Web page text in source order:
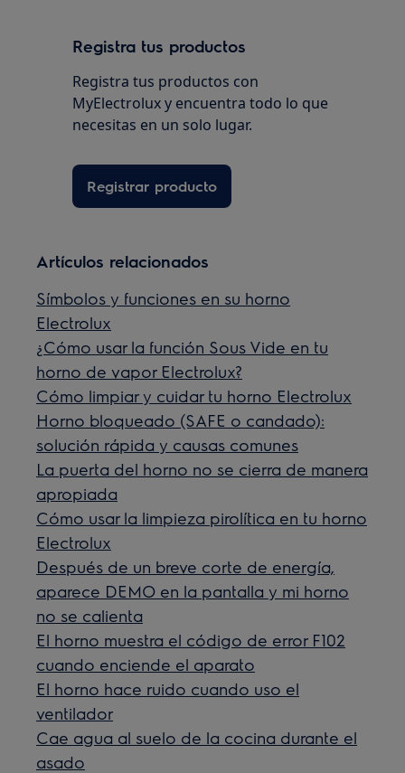
Registra tus productos
Registra tus productos con
MyElectrolux y encuentra todo lo que
necesitas en un solo lugar.
Registrar producto
Artículos relacionados
Símbolos y funciones en su horno
Electrolux
¿Cómo usar la función Sous Vide en tu
horno de vapor Electrolux?
Cómo limpiar y cuidar tu horno Electrolux
Horno bloqueado (SAFE o candado):
solución rápida y causas comunes
La puerta del horno no se cierra de manera
apropiada
Cómo usar la limpieza pirolítica en tu horno
Electrolux
Después de un breve corte de energía,
aparece DEMO en la pantalla y mi horno
no se calienta
El horno muestra el código de error F102
cuando enciende el aparato
El horno hace ruido cuando uso el
ventilador
Cae agua al suelo de la cocina durante el
asado